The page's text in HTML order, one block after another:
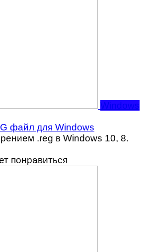
Windows
файл для Windows
.reg в Windows 10, 8.
понравиться